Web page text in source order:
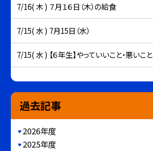
7/16( 木 ) ７月１６日（木）の給食
7/15( 水 ) 7月15日（水）
7/15( 水 ) 【６年生】やっていいこと・悪いこと
過去記事
2026年度
2025年度